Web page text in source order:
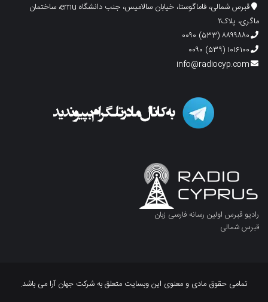
قبرس شمالی، فاماگوستا، خیابان سالامیس، جنب دانشگاه emu، ساختمان
ماگری، پلاک۲
۸۸۹۹۸۸۰ (۵۳۳) ۰۰۹۰
۱۰۱۶۱۰۰ (۵۳۹) ۰۰۹۰
info@radiocyp.com
رادیو قبرس اولین رسانه فارسی زبان
قبرس شمالی
تمامی حقوق مادی و معنوی این وبسایت متعلق به شرکت جهان آرا می باشد.